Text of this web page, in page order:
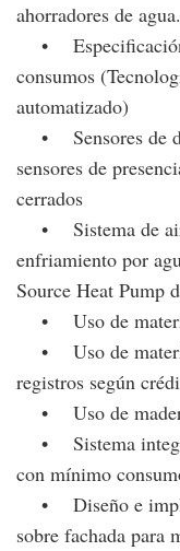
ahorradores de agua.
• Especificación
consumos
automatizado)
• Sensores de
sensores de
cerrados
• Sistema de
enfriamiento por
Source Heat Pump
• Uso de
• Uso de
registros según
• Uso de
• Sistema
con mínimo
• Diseño e
sobre fachada para